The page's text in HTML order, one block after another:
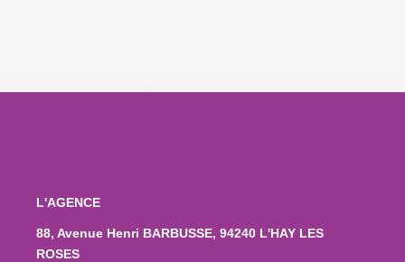
L'AGENCE
88, Avenue Henri BARBUSSE, 94240 L'HAY LES
ROSES